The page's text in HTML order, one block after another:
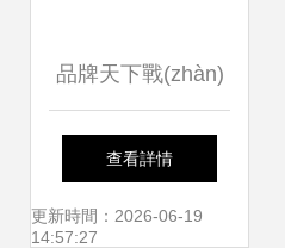
品牌天下戰(zhàn)
略合作晨曦藝術公
司會員主題活動圓
查看詳情
更新時間：2026-06-19
14:57:27